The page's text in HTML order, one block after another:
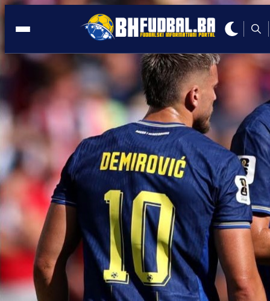
ITALIJA
19:28, 15.06.2026
Dolazak novog direktora Juventusa
mogao bi promijeniti budućnost
Muharemovića!
Autor:
Redakcija
19:28, 15.06.2026